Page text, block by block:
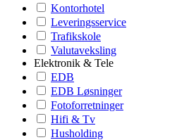
Kontorhotel
Leveringsservice
Trafikskole
Valutaveksling
Elektronik & Tele
EDB
EDB Løsninger
Fotoforretninger
Hifi & Tv
Husholding